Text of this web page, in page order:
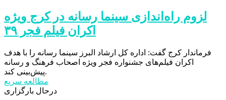
لزوم راه‌اندازی سینما رسانه در کرج ویژه
اکران فیلم فجر ۳۹
فرماندار کرج گفت: اداره کل ارشاد البرز سینما رسانه را با هدف
اکران فیلم‌های جشنواره فجر ویژه اصحاب فرهنگ و رسانه
پیش‌بینی کند.
مطالعه سریع
درحال بارگزاری